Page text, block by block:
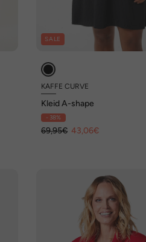
SALE
KAFFE CURVE
Kleid A-shape
- 38%
69,95€ 43,06€